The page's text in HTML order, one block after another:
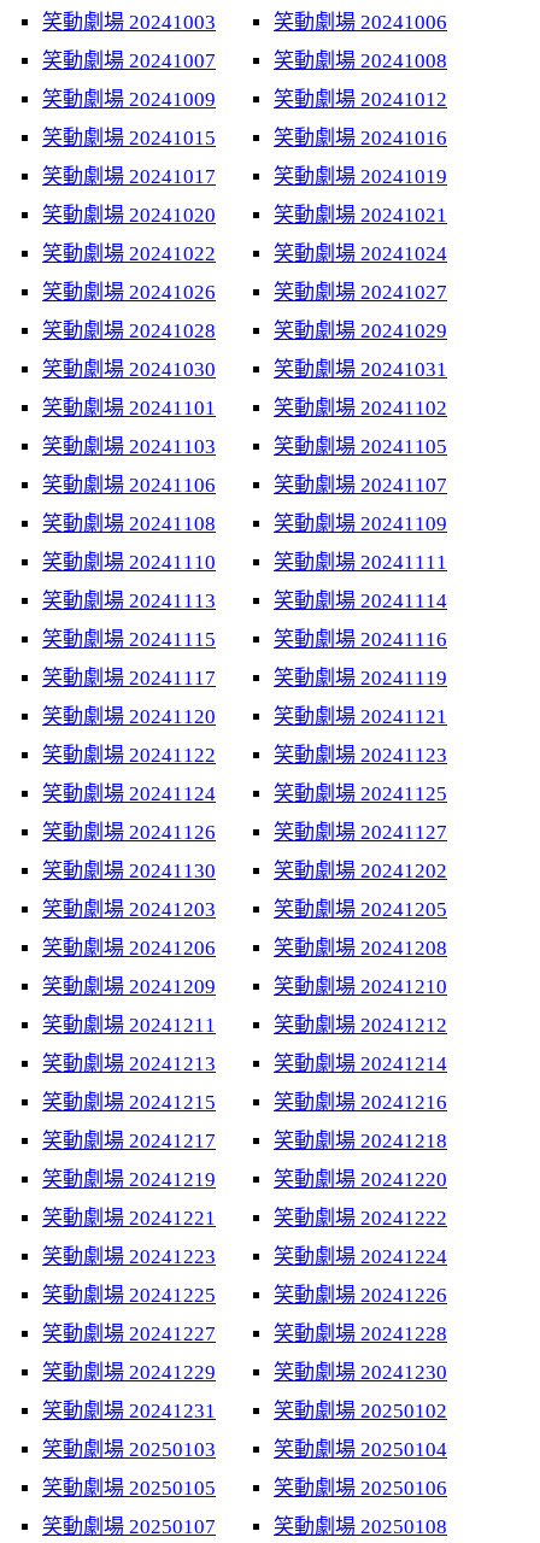
笑動劇場 20241003
笑動劇場 20241006
笑動劇場 20241007
笑動劇場 20241008
笑動劇場 20241009
笑動劇場 20241012
笑動劇場 20241015
笑動劇場 20241016
笑動劇場 20241017
笑動劇場 20241019
笑動劇場 20241020
笑動劇場 20241021
笑動劇場 20241022
笑動劇場 20241024
笑動劇場 20241026
笑動劇場 20241027
笑動劇場 20241028
笑動劇場 20241029
笑動劇場 20241030
笑動劇場 20241031
笑動劇場 20241101
笑動劇場 20241102
笑動劇場 20241103
笑動劇場 20241105
笑動劇場 20241106
笑動劇場 20241107
笑動劇場 20241108
笑動劇場 20241109
笑動劇場 20241110
笑動劇場 20241111
笑動劇場 20241113
笑動劇場 20241114
笑動劇場 20241115
笑動劇場 20241116
笑動劇場 20241117
笑動劇場 20241119
笑動劇場 20241120
笑動劇場 20241121
笑動劇場 20241122
笑動劇場 20241123
笑動劇場 20241124
笑動劇場 20241125
笑動劇場 20241126
笑動劇場 20241127
笑動劇場 20241130
笑動劇場 20241202
笑動劇場 20241203
笑動劇場 20241205
笑動劇場 20241206
笑動劇場 20241208
笑動劇場 20241209
笑動劇場 20241210
笑動劇場 20241211
笑動劇場 20241212
笑動劇場 20241213
笑動劇場 20241214
笑動劇場 20241215
笑動劇場 20241216
笑動劇場 20241217
笑動劇場 20241218
笑動劇場 20241219
笑動劇場 20241220
笑動劇場 20241221
笑動劇場 20241222
笑動劇場 20241223
笑動劇場 20241224
笑動劇場 20241225
笑動劇場 20241226
笑動劇場 20241227
笑動劇場 20241228
笑動劇場 20241229
笑動劇場 20241230
笑動劇場 20241231
笑動劇場 20250102
笑動劇場 20250103
笑動劇場 20250104
笑動劇場 20250105
笑動劇場 20250106
笑動劇場 20250107
笑動劇場 20250108